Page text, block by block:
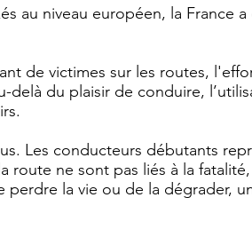
au niveau européen, la France
de victimes sur les routes,
du plaisir de conduire,
Les conducteurs débutants
route ne sont pas liés à la
la vie ou de la dégrader,